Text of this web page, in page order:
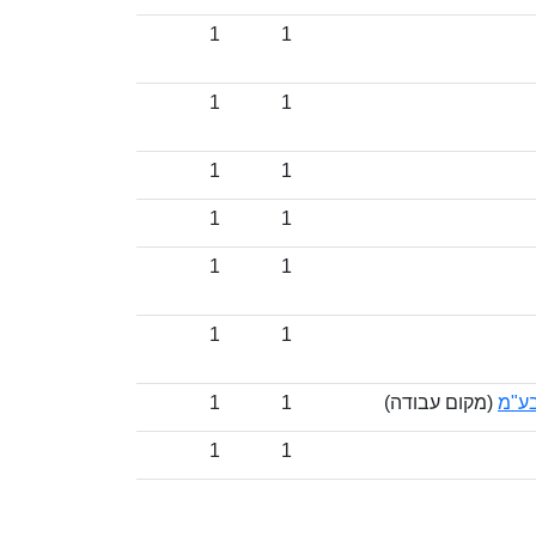
1
1
1
1
1
1
1
1
1
1
1
1
(מקום עבודה) 1
1
1
1